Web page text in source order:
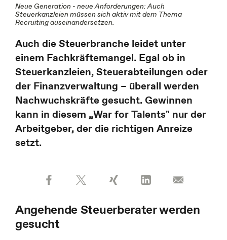
Neue Generation - neue Anforderungen: Auch
Steuerkanzleien müssen sich aktiv mit dem Thema
Recruiting auseinandersetzen.
Auch die Steuerbranche leidet unter
einem Fachkräftemangel. Egal ob in
Steuerkanzleien, Steuerabteilungen oder
der Finanzverwaltung – überall werden
Nachwuchskräfte gesucht. Gewinnen
kann in diesem „War for Talents" nur der
Arbeitgeber, der die richtigen Anreize
setzt.
Angehende Steuerberater werden
gesucht